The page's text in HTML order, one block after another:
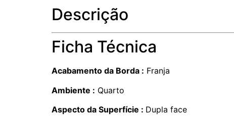
Descrição
Ficha Técnica
Acabamento da Borda : Franja
Ambiente : Quarto
Aspecto da Superfície : Dupla face